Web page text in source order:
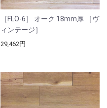
［FLO-6］ オーク 18mm厚 ［ヴ
ィンテージ］
29,462円